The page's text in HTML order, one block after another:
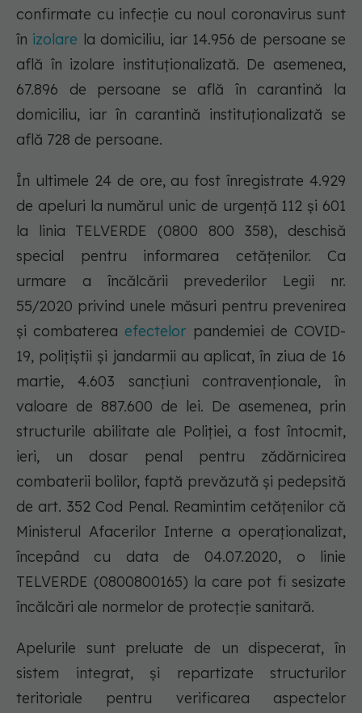
confirmate cu infecție cu noul coronavirus sunt
în izolare la domiciliu, iar 14.956 de persoane se
află în izolare instituționalizată. De asemenea,
67.896 de persoane se află în carantină la
domiciliu, iar în carantină instituționalizată se
află 728 de persoane.
În ultimele 24 de ore, au fost înregistrate 4.929
de apeluri la numărul unic de urgență 112 și 601
la linia TELVERDE (0800 800 358), deschisă
special pentru informarea cetățenilor. Ca
urmare a încălcării prevederilor Legii nr.
55/2020 privind unele măsuri pentru prevenirea
și combaterea efectelor pandemiei de COVID-
19, polițiștii și jandarmii au aplicat, în ziua de 16
martie, 4.603 sancţiuni contravenţionale, în
valoare de 887.600 de lei. De asemenea, prin
structurile abilitate ale Poliției, a fost întocmit,
ieri, un dosar penal pentru zădărnicirea
combaterii bolilor, faptă prevăzută și pedepsită
de art. 352 Cod Penal. Reamintim cetățenilor că
Ministerul Afacerilor Interne a operaționalizat,
începând cu data de 04.07.2020, o linie
TELVERDE (0800800165) la care pot fi sesizate
încălcări ale normelor de protecție sanitară.
Apelurile sunt preluate de un dispecerat, în
sistem integrat, și repartizate structurilor
teritoriale pentru verificarea aspectelor